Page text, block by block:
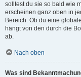
solltest du sie so bald wie
erscheinen ganz oben in
Bereich. Ob du eine
hängt von den durch die
ab.
Nach oben
Was sind